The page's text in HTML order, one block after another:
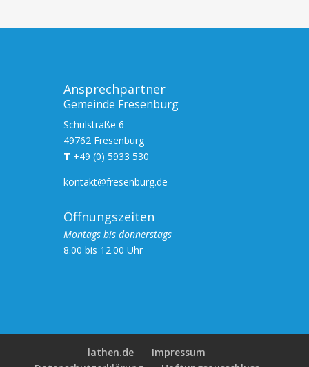
Ansprechpartner
Gemeinde Fresenburg
Schulstraße 6
49762 Fresenburg
T +49 (0) 5933 530
kontakt@fresenburg.de
Öffnungszeiten
Montags bis donnerstags
8.00 bis 12.00 Uhr
lathen.de
Impressum